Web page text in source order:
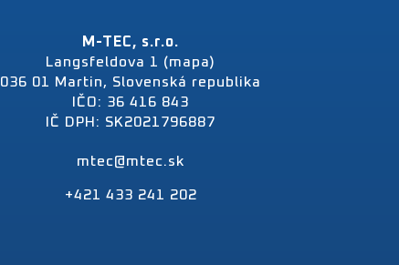
M-TEC, s.r.o.
Langsfeldova 1 (mapa)
036 01 Martin, Slovenská republika
IČO: 36 416 843
IČ DPH: SK2021796887
mtec@mtec.sk
+421 433 241 202